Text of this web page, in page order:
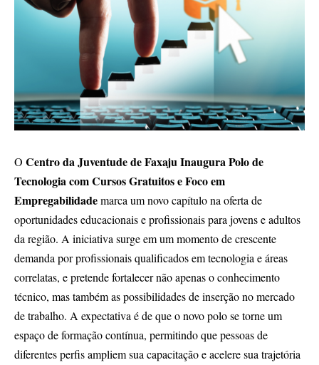
O Centro da Juventude de Faxaju Inaugura Polo de
Tecnologia com Cursos Gratuitos e Foco em
Empregabilidademarca um novo capítulo na oferta de
oportunidades educacionais e profissionais para jovens e adultos
da região. A iniciativa surge em um momento de crescente
demanda por profissionais qualificados em tecnologia e áreas
correlatas, e pretende fortalecer não apenas o conhecimento
técnico, mas também as possibilidades de inserção no mercado
de trabalho. A expectativa é de que o novo polo se torne um
espaço de formação contínua, permitindo que pessoas de
diferentes perfis ampliem sua capacitação e acelere sua trajetória